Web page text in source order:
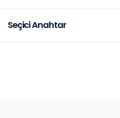
Seçici Anahtar